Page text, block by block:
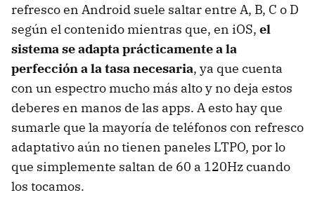
refresco en Android suele saltar entre A, B, C o D
según el contenido mientras que, en iOS, el
sistema se adapta prácticamente a la
perfección a la tasa necesaria, ya que cuenta
con un espectro mucho más alto y no deja estos
deberes en manos de las apps. A esto hay que
sumarle que la mayoría de teléfonos con refresco
adaptativo aún no tienen paneles LTPO, por lo
que simplemente saltan de 60 a 120Hz cuando
los tocamos.